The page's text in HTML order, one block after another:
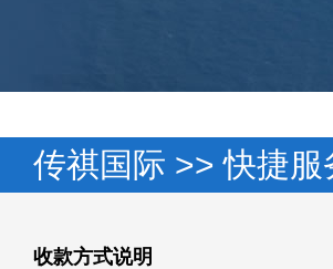
传祺国际 >> 快捷服
收款方式说明